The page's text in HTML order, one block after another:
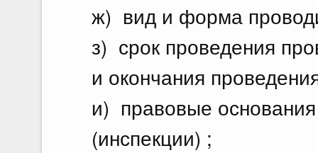
ж) вид и форма
з) срок проведения
и окончания
и) правовые
(инспекции) ;